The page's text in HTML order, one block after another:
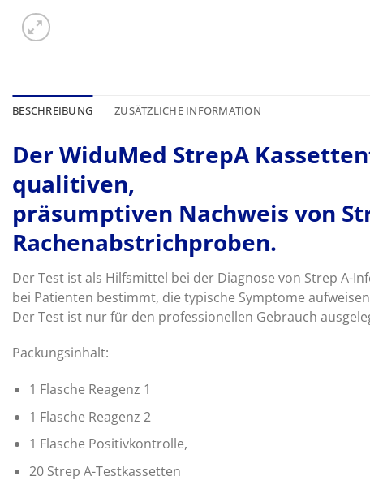
BESCHREIBUNG ZUSÄTZLICHE INFORMATION
Der WiduMed StrepA
qualitiven,
präsumptiven Nachweis von
Rachenabstrichproben.
Der Test ist als Hilfsmittel bei der Diagnose von Strep A-
bei Patienten bestimmt, die typische Symptome
Der Test ist nur für den professionellen Gebrauch
Packungsinhalt:
1 Flasche Reagenz 1
1 Flasche Reagenz 2
1 Flasche Positivkontrolle,
20 Strep A-Testkassetten